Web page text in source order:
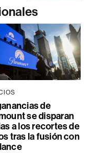
de
se disparan
a los recortes de
tras la fusión con